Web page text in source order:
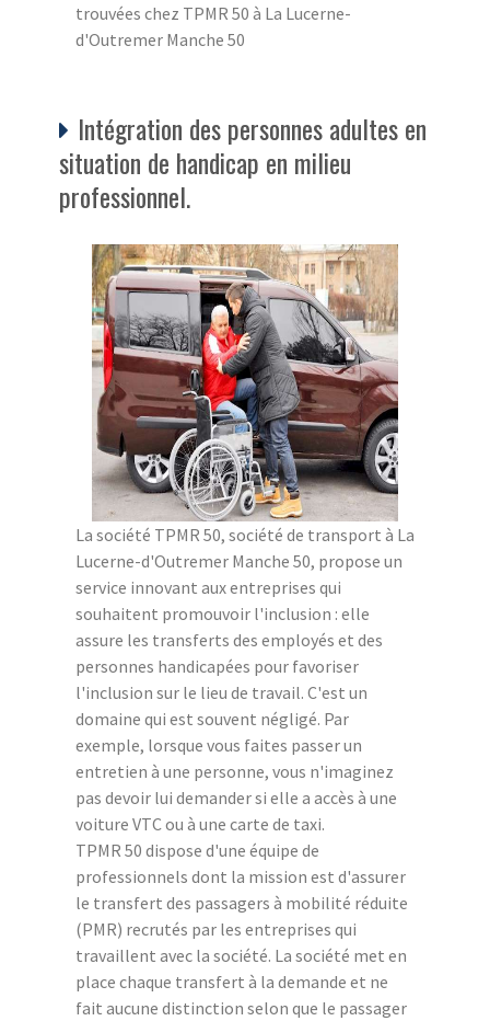
trouvées chez TPMR 50 à La Lucerne-
d'Outremer Manche 50
Intégration des personnes adultes en
situation de handicap en milieu
professionnel.
La société TPMR 50, société de transport à La
Lucerne-d'Outremer Manche 50, propose un
service innovant aux entreprises qui
souhaitent promouvoir l'inclusion : elle
assure les transferts des employés et des
personnes handicapées pour favoriser
l'inclusion sur le lieu de travail. C'est un
domaine qui est souvent négligé. Par
exemple, lorsque vous faites passer un
entretien à une personne, vous n'imaginez
pas devoir lui demander si elle a accès à une
voiture VTC ou à une carte de taxi.
TPMR 50 dispose d'une équipe de
professionnels dont la mission est d'assurer
le transfert des passagers à mobilité réduite
(PMR) recrutés par les entreprises qui
travaillent avec la société. La société met en
place chaque transfert à la demande et ne
fait aucune distinction selon que le passager